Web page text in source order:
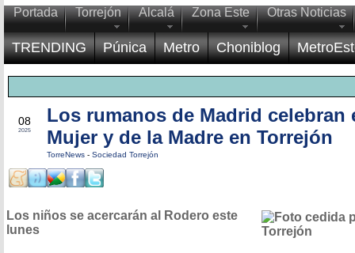
Portada Torrejón Alcalá Zona Este Otras Noticias
TRENDING Púnica Metro Choniblog
08
2025
Los rumanos de Madrid celebran
Mujer y de la Madre en Torrejón
TorreNews - Sociedad Torrejón
Los niños se acercarán al Rodero este
lunes